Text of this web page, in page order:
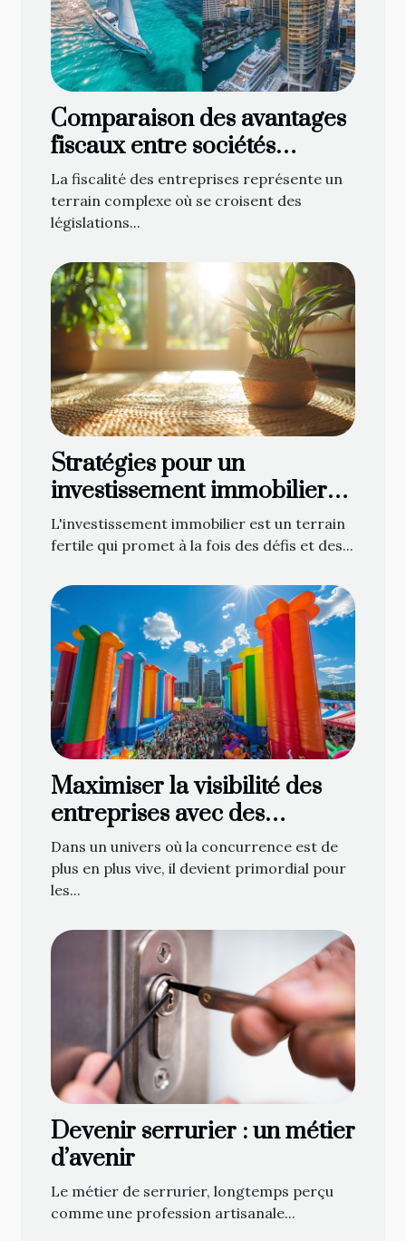
Comparaison des avantages
fiscaux entre sociétés
offshore et onshore
La fiscalité des entreprises représente un
terrain complexe où se croisent des
législations...
Stratégies pour un
investissement immobilier
durable et rentable
L'investissement immobilier est un terrain
fertile qui promet à la fois des défis et des...
Maximiser la visibilité des
entreprises avec des
structures gonflables
personnalisées
Dans un univers où la concurrence est de
plus en plus vive, il devient primordial pour
les...
Devenir serrurier : un métier
d’avenir
Le métier de serrurier, longtemps perçu
comme une profession artisanale...